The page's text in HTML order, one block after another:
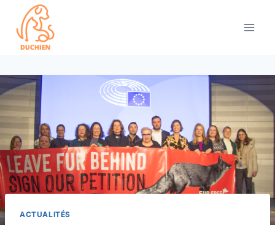
content
ACTUALITÉS